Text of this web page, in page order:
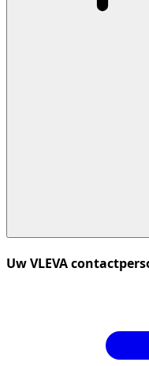
Uw VLEVA